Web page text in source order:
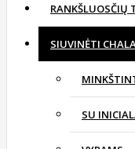
RANKŠLUOSČIŲ
SIUVINĖTI
SU